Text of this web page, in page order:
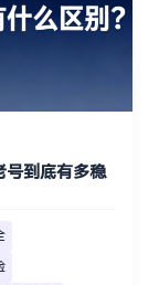
号到底有多稳